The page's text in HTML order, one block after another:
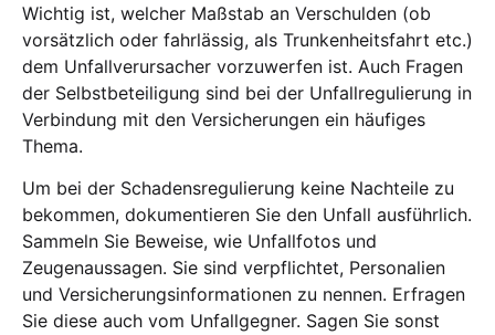
Wichtig ist, welcher Maßstab an Verschulden (ob
vorsätzlich oder fahrlässig, als Trunkenheitsfahrt etc.)
dem Unfallverursacher vorzuwerfen ist. Auch Fragen
der Selbstbeteiligung sind bei der Unfallregulierung in
Verbindung mit den Versicherungen ein häufiges
Thema.
Um bei der Schadensregulierung keine Nachteile zu
bekommen, dokumentieren Sie den Unfall ausführlich.
Sammeln Sie Beweise, wie Unfallfotos und
Zeugenaussagen. Sie sind verpflichtet, Personalien
und Versicherungsinformationen zu nennen. Erfragen
Sie diese auch vom Unfallgegner. Sagen Sie sonst